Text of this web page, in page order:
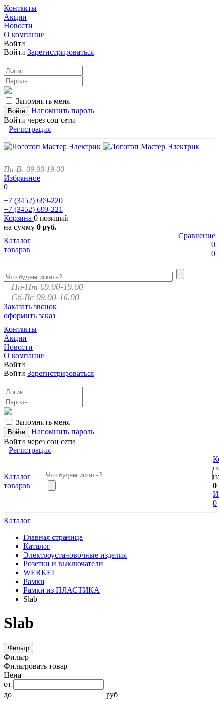
Контакты
Акции
Новости
О компании
Войти
Войти Зарегистрироваться
Запомнить меня
Напомнить пароль
Войти через соц сети
Регистрация
Пн-Вс 09.00-19.00
Избранное
0
+7 (3452) 699-220
+7 (3452) 699-221
Корзина 0 позиций
на сумму 0 руб.
Сравнение
0
0
Каталог
товаров
Пн-Пт 09.00-19.00
Сб-Вс 09.00-16.00
Заказать звонок
оформить заказ
Контакты
Акции
Новости
О компании
Войти
Войти Зарегистрироваться
Запомнить меня
Напомнить пароль
Войти через соц сети
Регистрация
Каталог
товаров
0
0
Каталог
Главная страница
Каталог
Электроустановочные изделия
Розетки и выключатели
WERKEL
Рамки
Рамки из ПЛАСТИКА
Slab
Slab
Фильтр
Фильтр
Фильтровать товар
Цена
от
до
руб